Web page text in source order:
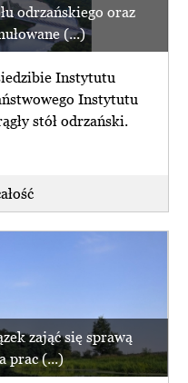
odrzańskiego oraz
(...)
Instytutu
Instytutu
stół odrzański.
zająć się sprawą
prac (...)